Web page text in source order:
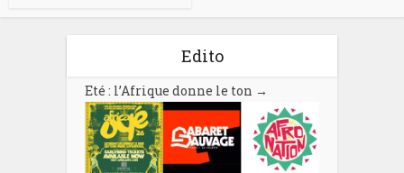
Edito
Eté : l’Afrique donne le ton →